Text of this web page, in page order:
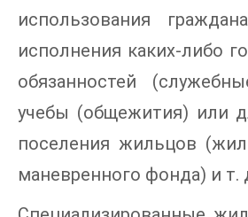
использования
исполнения каких-либо
обязанностей
учебы (общежития) или
поселения жильцов
маневренного фонда) и т.